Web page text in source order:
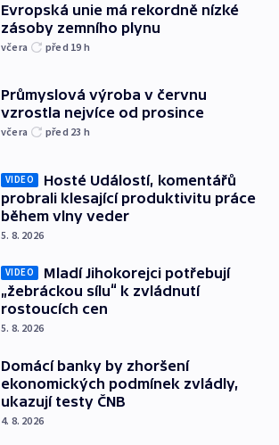
Evropská unie má rekordně nízké
zásoby zemního plynu
včera před 19 h
Průmyslová výroba v červnu
vzrostla nejvíce od prosince
včera před 23 h
VIDEO
Hosté Událostí, komentářů
probrali klesající produktivitu práce
během vlny veder
5. 8. 2026
VIDEO
Mladí Jihokorejci potřebují
„žebráckou sílu“ k zvládnutí
rostoucích cen
5. 8. 2026
Domácí banky by zhoršení
ekonomických podmínek zvládly,
ukazují testy ČNB
4. 8. 2026